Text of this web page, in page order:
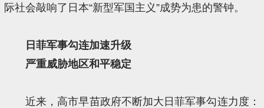
际社会敲响了日本“新型军国主义”成势为患的警钟。
日菲军事勾连加速升级
严重威胁地区和平稳定
近来，高市早苗政府不断加大日菲军事勾连力度：